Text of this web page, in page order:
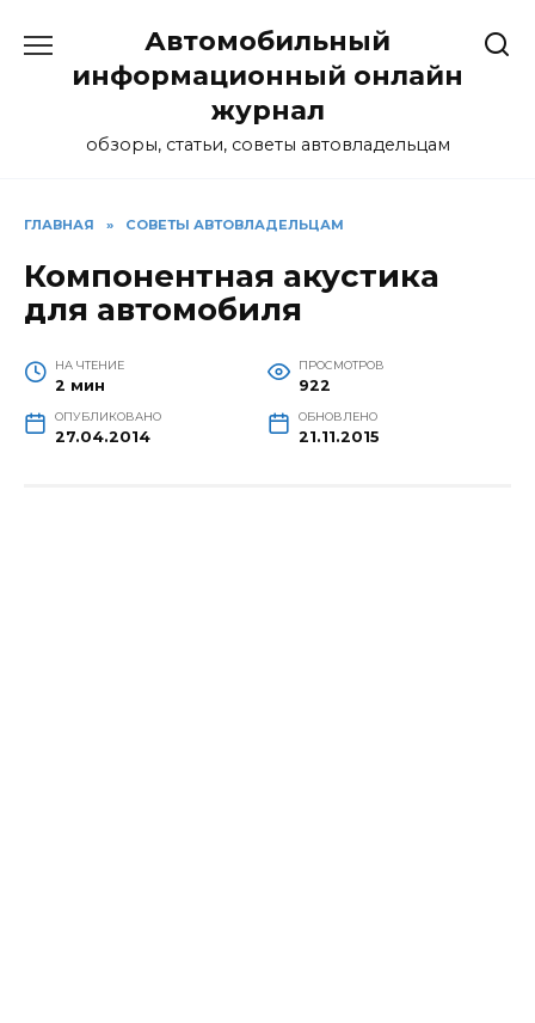
содержанию
Автомобильный
информационный онлайн
журнал
обзоры, статьи, советы автовладельцам
ГЛАВНАЯ » СОВЕТЫ АВТОВЛАДЕЛЬЦАМ
Компонентная акустика
для автомобиля
НА ЧТЕНИЕ
2 мин
ПРОСМОТРОВ
922
ОПУБЛИКОВАНО
27.04.2014
ОБНОВЛЕНО
21.11.2015